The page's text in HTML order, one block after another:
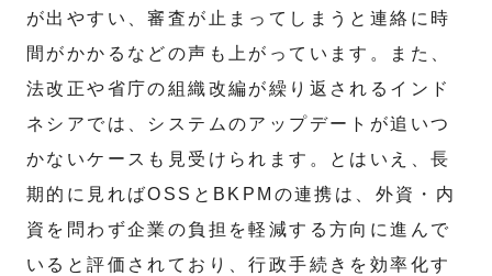
が出やすい、審査が止まってしまうと連絡に時
間がかかるなどの声も上がっています。また、
法改正や省庁の組織改編が繰り返されるインド
ネシアでは、システムのアップデートが追いつ
かないケースも見受けられます。とはいえ、長
期的に見ればOSSとBKPMの連携は、外資・内
資を問わず企業の負担を軽減する方向に進んで
いると評価されており、行政手続きを効率化す